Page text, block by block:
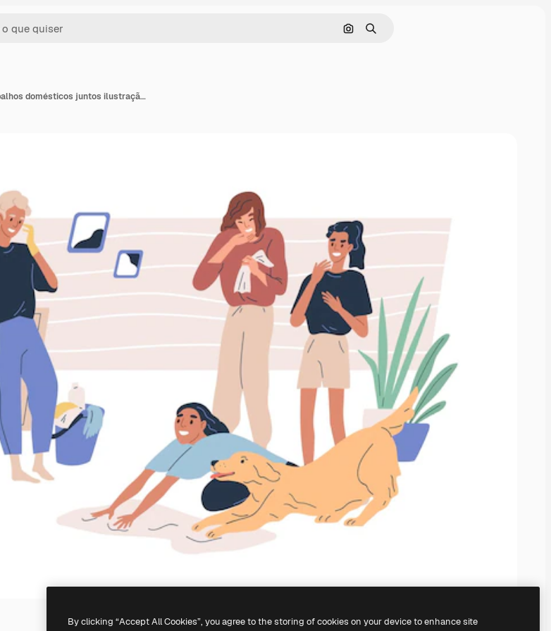
Pesquisar por imagem
Buscar
Sorrindo família diversificada fazendo trabalhos domésticos juntos ilustração plana vetorial. Cão alegre ajuda a mãe lavando o pano de uso do chão isolado no branco. Pais e filhos felizes se divertindo durante a limpeza da sala.
By clicking “Accept All Cookies”, you agree to the storing of cookies on your device to enhance site